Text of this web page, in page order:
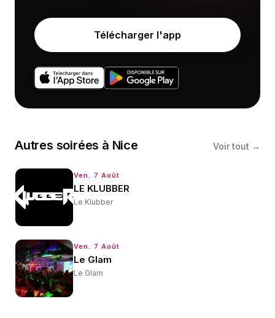
Télécharger l'app
Autres soirées à Nice Voir tout →
Ven. 7 Août
LE KLUBBER
Le Klubber
Ven. 7 Août
Le Glam
Le Glam